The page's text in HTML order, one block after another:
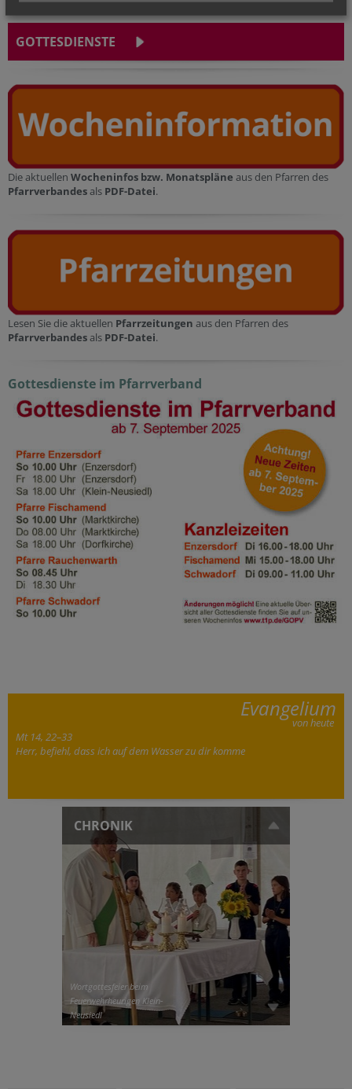
GOTTESDIENSTE
Die aktuellen Wocheninfos bzw. Monatspläne aus den Pfarren des
Pfarrverbandesals PDF-Datei.
Lesen Sie die aktuellen Pfarrzeitungen aus den Pfarren des
Pfarrverbandesals PDF-Datei.
Gottesdienste im Pfarrverband
Evangelium
von heute
Mt 14, 22–33
Herr, befiehl, dass ich auf dem Wasser zu dir komme
CHRONIK
Wortgottesfeier beim
Feuerwehrheurigen Klein-
Neusiedl